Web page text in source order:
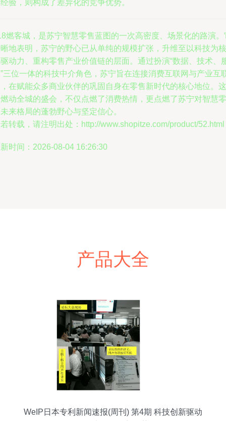
验，则构成了差异化的竞争优势。
燃客城，是苏宁智慧零售蓝图的一次高密度、场景化的路演。
地表明，苏宁的野心已从单纯的规模扩张，升维至以科技为核
动力、重构零售产业价值链的层面。通过扮演“数据、技术、
三位一体的科技中介角色，苏宁旨在连接消费互联网与产业互
在赋能众多商业伙伴的巩固自身在零售新时代的核心地位。这
动全城的盛会，不仅点燃了消费热情，更点燃了苏宁对智慧零
来格局的蓬勃野心与坚定信心。
转载，请注明出处：http://www.shopitze.com/product/52.html
时间：2026-08-04 16:26:30
产品大全
WeIP日本专利新闻速报(周刊) 第4期 科技创新驱动